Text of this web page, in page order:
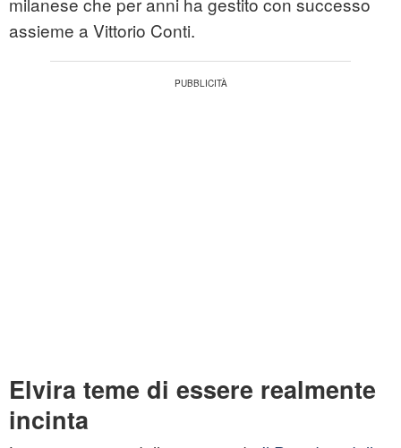
assieme a Vittorio Conti.
Elvira teme di essere realmente
incinta